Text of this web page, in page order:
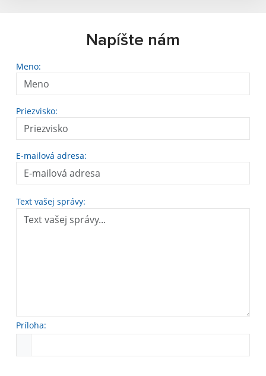
Napíšte nám
Meno:
Priezvisko:
E-mailová adresa:
Text vašej správy:
Príloha: